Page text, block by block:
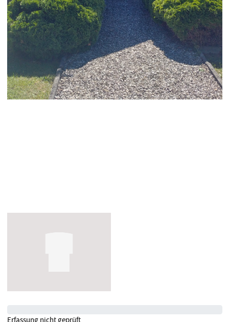
Erfassung nicht geprüft